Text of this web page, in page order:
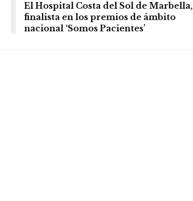
El Hospital Costa del Sol de Marbella,
finalista en los premios de ámbito
nacional ‘Somos Pacientes’